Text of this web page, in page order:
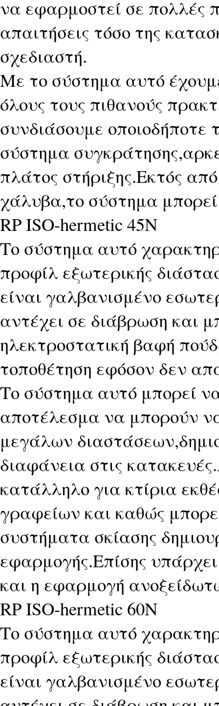
να εφαρμοστεί σε πολλές
απαιτήσεις τόσο της
σχεδιαστή.
Με το σύστημα αυτό
όλους τους πιθανούς
συνδιάσουμε οποιοδήποτε
σύστημα
πλάτος στήριξης.Εκτός
χάλυβα,το σύστημα μπορεί
RP ISO-hermetic 45N
Το σύστημα αυτό
προφίλ εξωτερικής
είναι γαλβανισμένο
αντέχει σε διάβρωση και
ηλεκτροστατική βαφή
τοποθέτηση εφόσον δεν
Το σύστημα αυτό μπορεί
αποτέλεσμα να μπορούν
μεγάλων
διαφάνεια στις
κατάλληλο για κτίρια
γραφείων και καθώς
συστήματα σκίασης
εφαρμογής.Επίσης
και η εφαρμογή
RP ISO-hermetic 60N
Το σύστημα αυτό
προφίλ εξωτερικής
είναι γαλβανισμένο